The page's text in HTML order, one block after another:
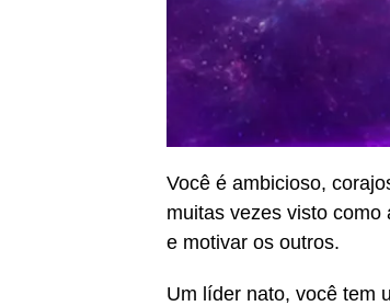
Você é ambicioso,
muitas vezes visto
e motivar os outros.
Um líder nato, você tem